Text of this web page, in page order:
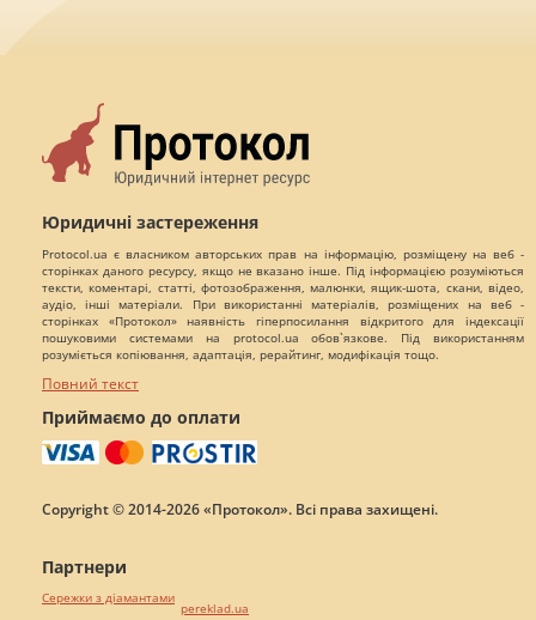
Юридичні застереження
Protocol.ua є власником авторських прав на інформацію, розміщену на веб -
сторінках даного ресурсу, якщо не вказано інше. Під інформацією розуміються
тексти, коментарі, статті, фотозображення, малюнки, ящик-шота, скани, відео,
аудіо, інші матеріали. При використанні матеріалів, розміщених на веб -
сторінках «Протокол» наявність гіперпосилання відкритого для індексації
пошуковими системами на protocol.ua обов`язкове. Під використанням
розуміється копіювання, адаптація, рерайтинг, модифікація тощо.
Повний текст
Приймаємо до оплати
Copyright © 2014-2026 «Протокол». Всі права захищені.
Партнери
Сережки з діамантами
pereklad.ua